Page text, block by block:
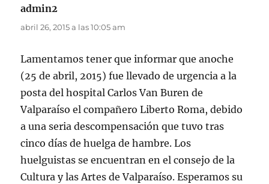
admin2
abril 26, 2015 a las 10:05 am
Lamentamos tener que informar que anoche
(25 de abril, 2015) fue llevado de urgencia a la
posta del hospital Carlos Van Buren de
Valparaíso el compañero Liberto Roma, debido
a una seria descompensación que tuvo tras
cinco días de huelga de hambre. Los
huelguistas se encuentran en el consejo de la
Cultura y las Artes de Valparaíso. Esperamos su